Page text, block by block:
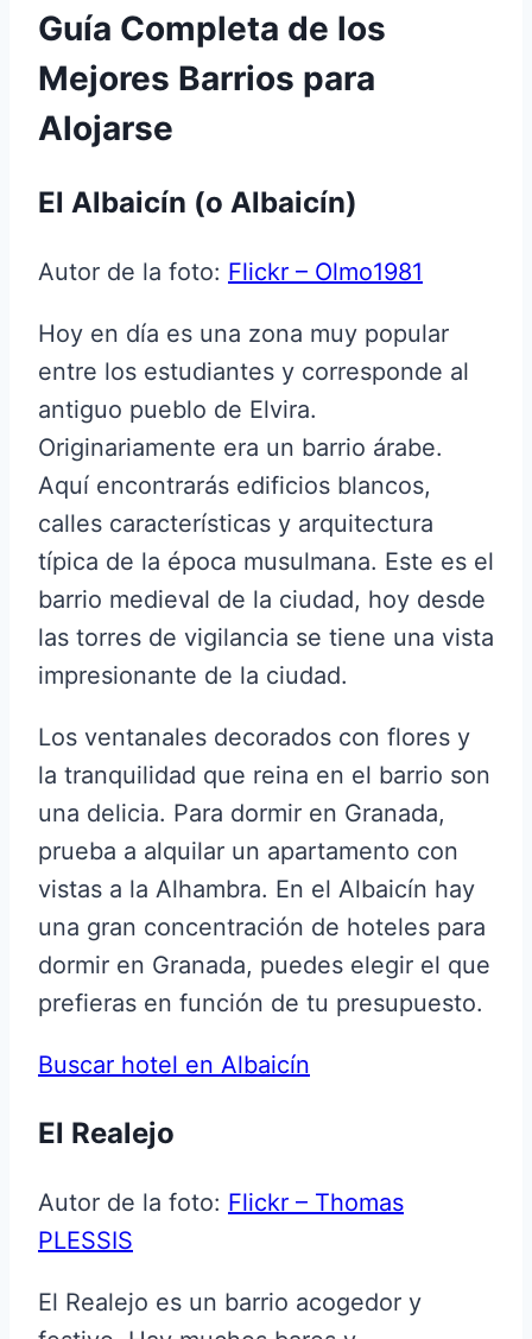
Guía Completa de los
Mejores Barrios para
Alojarse
El Albaicín (o Albaicín)
Autor de la foto: Flickr – Olmo1981
Hoy en día es una zona muy popular
entre los estudiantes y corresponde al
antiguo pueblo de Elvira.
Originariamente era un barrio árabe.
Aquí encontrarás edificios blancos,
calles características y arquitectura
típica de la época musulmana. Este es el
barrio medieval de la ciudad, hoy desde
las torres de vigilancia se tiene una vista
impresionante de la ciudad.
Los ventanales decorados con flores y
la tranquilidad que reina en el barrio son
una delicia. Para dormir en Granada,
prueba a alquilar un apartamento con
vistas a la Alhambra. En el Albaicín hay
una gran concentración de hoteles para
dormir en Granada, puedes elegir el que
prefieras en función de tu presupuesto.
Buscar hotel en Albaicín
El Realejo
Autor de la foto: Flickr – Thomas
PLESSIS
El Realejo es un barrio acogedor y